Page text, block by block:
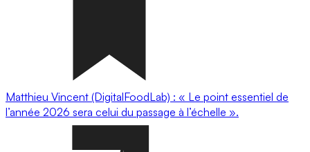
Matthieu Vincent (DigitalFoodLab) : « Le point essentiel de
l’année 2026 sera celui du passage à l’échelle ».